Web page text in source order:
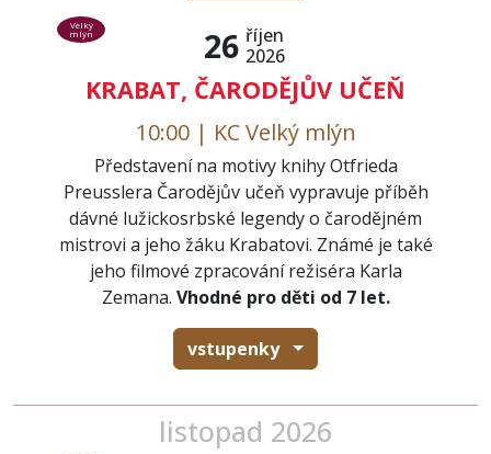
26 říjen
2026
KRABAT, ČARODĚJŮV UČEŇ
Velký
mlýn
10:00 | KC Velký mlýn
Představení na motivy knihy Otfrieda
Preusslera Čarodějův učeň vypravuje příběh
dávné lužickosrbské legendy o čarodějném
mistrovi a jeho žáku Krabatovi. Známé je také
jeho filmové zpracování režiséra Karla
Zemana. Vhodné pro děti od 7 let.
vstupenky
listopad 2026